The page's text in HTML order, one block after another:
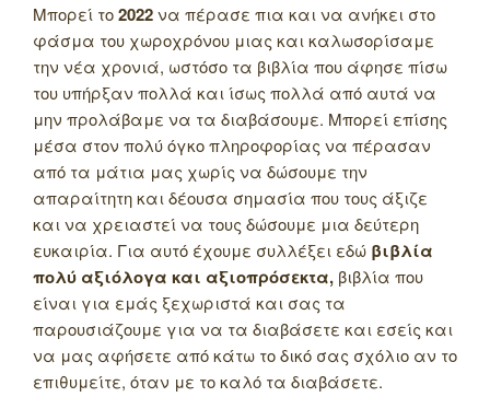
Μπορεί το2022να πέρασε πια και να ανήκει στο
φάσμα του χωροχρόνου μιας και καλωσορίσαμε
την νέα χρονιά, ωστόσο τα βιβλία που άφησε πίσω
του υπήρξαν πολλά και ίσως πολλά από αυτά να
μην προλάβαμε να τα διαβάσουμε. Μπορεί επίσης
μέσα στον πολύ όγκο πληροφορίας να πέρασαν
από τα μάτια μας χωρίς να δώσουμε την
απαραίτητη και δέουσα σημασία που τους άξιζε
και να χρειαστεί να τους δώσουμε μια δεύτερη
ευκαιρία. Για αυτό έχουμε συλλέξει εδώ βιβλία
πολύ αξιόλογα και αξιοπρόσεκτα, βιβλία που
είναι για εμάς ξεχωριστά και σας τα
παρουσιάζουμε για να τα διαβάσετε και εσείς και
να μας αφήσετε από κάτω το δικό σας σχόλιο αν το
επιθυμείτε, όταν με το καλό τα διαβάσετε.